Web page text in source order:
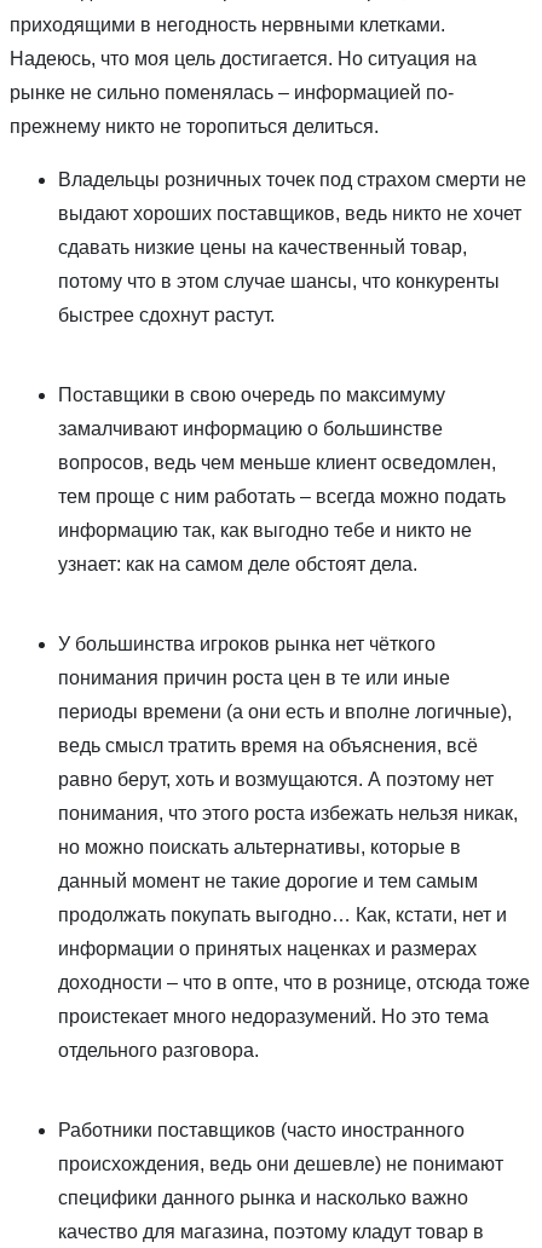
приходящими в негодность нервными клетками.
Надеюсь, что моя цель достигается. Но ситуация на
рынке не сильно поменялась – информацией по-
прежнему никто не торопиться делиться.
Владельцы розничных точек под страхом смерти не
выдают хороших поставщиков, ведь никто не хочет
сдавать низкие цены на качественный товар,
потому что в этом случае шансы, что конкуренты
быстрее сдохнут растут.
Поставщики в свою очередь по максимуму
замалчивают информацию о большинстве
вопросов, ведь чем меньше клиент осведомлен,
тем проще с ним работать – всегда можно подать
информацию так, как выгодно тебе и никто не
узнает: как на самом деле обстоят дела.
У большинства игроков рынка нет чёткого
понимания причин роста цен в те или иные
периоды времени (а они есть и вполне логичные),
ведь смысл тратить время на объяснения, всё
равно берут, хоть и возмущаются. А поэтому нет
понимания, что этого роста избежать нельзя никак,
но можно поискать альтернативы, которые в
данный момент не такие дорогие и тем самым
продолжать покупать выгодно… Как, кстати, нет и
информации о принятых наценках и размерах
доходности – что в опте, что в рознице, отсюда тоже
проистекает много недоразумений. Но это тема
отдельного разговора.
Работники поставщиков (часто иностранного
происхождения, ведь они дешевле) не понимают
специфики данного рынка и насколько важно
качество для магазина, поэтому кладут товар в